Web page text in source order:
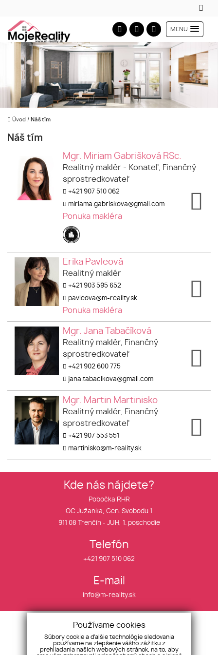
MENU
Úvod / Náš tím
Náš tím
Mgr. Miriam Gabrišková RSc.
Realitný maklér - Konateľ, Finančný
sprostredkovateľ
+421 907 510 062
miriama.gabriskova@gmail.com
Ponuka makléra
Erika Pavleová
Realitný maklér
+421 903 595 652
pavleova@m-reality.sk
Ponuka makléra
Mgr. Jana Tabačíková
Realitný maklér, Finančný
sprostredkovateľ
+421 902 600 775
jana.tabacikova@gmail.com
Mgr. Martin Martinisko
Realitný maklér, Finančný
sprostredkovateľ
+421 907 553 551
martinisko@m-reality.sk
Kde nás nájdete?
Pobočka RHR
OC Južanka, Gen. Svobodu 1
911 08 Trenčín - JUH, 1. poschodie
Telefón
+421 907 510 062
E-mail
info@m-reality.sk
Financovanie
O nás
Aktuality
Cenník služieb
Rekl. poriadok
VOP
Používame cookies
Súbory cookie a ďalšie technológie sledovania
používame na zlepšenie vášho zážitku z
prehliadania našich webových stránok, na to, aby